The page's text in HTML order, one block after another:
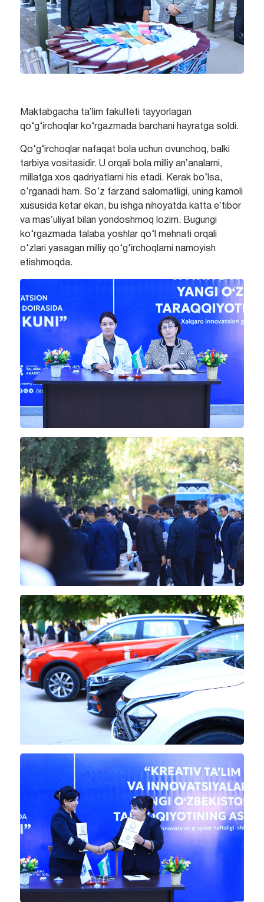
Maktabgacha taʼlim fakulteti tayyorlagan
qo‘g‘irchoqlar ko‘rgazmada barchani hayratga soldi.
Qo‘g‘irchoqlar nafaqat bola uchun ovunchoq, balki
tarbiya vositasidir. U orqali bola milliy anʼanalarni,
millatga xos qadriyatlarni his etadi. Kerak bo‘lsa,
o‘rganadi ham. So‘z farzand salomatligi, uning kamoli
xususida ketar ekan, bu ishga nihoyatda katta eʼtibor
va masʼuliyat bilan yondoshmoq lozim. Bugungi
ko‘rgazmada talaba yoshlar qo‘l mehnati orqali
o‘zlari yasagan milliy qo‘g‘irchoqlarni namoyish
etishmoqda.